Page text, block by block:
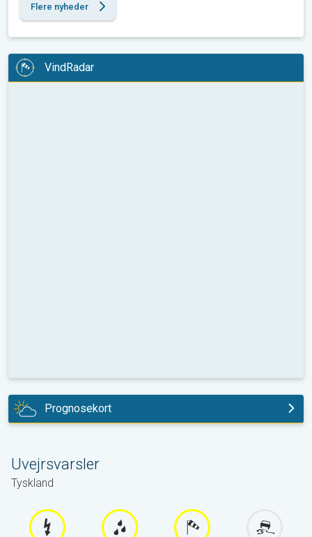
Flere nyheder
VindRadar
Prognosekort
Uvejrsvarsler
Tyskland